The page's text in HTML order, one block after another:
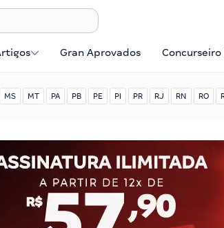
Gran Aprovados
MS MT PA PB PE PI PR RJ RN RO